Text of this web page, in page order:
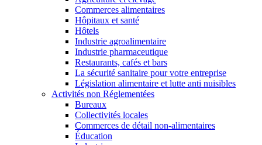
Commerces alimentaires
Hôpitaux et santé
Hôtels
Industrie agroalimentaire
Industrie pharmaceutique
Restaurants, cafés et bars
La sécurité sanitaire pour votre entreprise
Législation alimentaire et lutte anti nuisibles
Activités non Réglementées
Bureaux
Collectivités locales
Commerces de détail non-alimentaires
Éducation